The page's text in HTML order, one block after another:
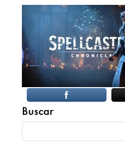
Buscar